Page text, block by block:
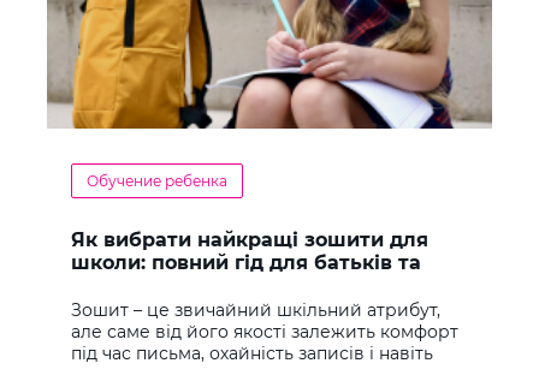
Обучение ребенка
Як вибрати найкращі зошити для
школи: повний гід для батьків та
Зошит – це звичайний шкільний атрибут,
але саме від його якості залежить комфорт
під час письма, охайність записів і навіть